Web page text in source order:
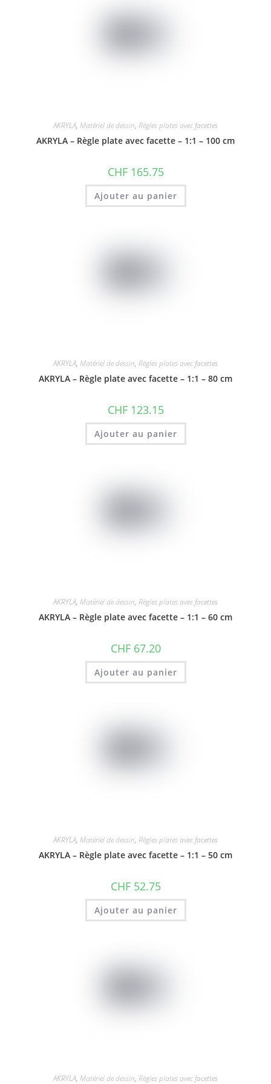
AKRYLA, Matériel de dessin, Règles plates avec facettes
AKRYLA – Règle plate avec facette – 1:1 – 100 cm
CHF165.75
Ajouter au panier
AKRYLA, Matériel de dessin, Règles plates avec facettes
AKRYLA – Règle plate avec facette – 1:1 – 80 cm
CHF123.15
Ajouter au panier
AKRYLA, Matériel de dessin, Règles plates avec facettes
AKRYLA – Règle plate avec facette – 1:1 – 60 cm
CHF67.20
Ajouter au panier
AKRYLA, Matériel de dessin, Règles plates avec facettes
AKRYLA – Règle plate avec facette – 1:1 – 50 cm
CHF52.75
Ajouter au panier
AKRYLA, Matériel de dessin, Règles plates avec facettes